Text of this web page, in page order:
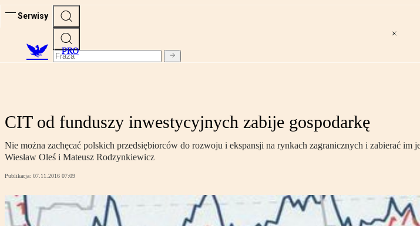
Serwisy
PRO
CIT od funduszy inwestycyjnych zabije gospodarkę
Nie można zachęcać polskich przedsiębiorców do rozwoju i ekspansji na rynkach zagranicznych i zabierać
Wiesław Oleś i Mateusz Rodzynkiewicz
Publikacja: 07.11.2016 07:09